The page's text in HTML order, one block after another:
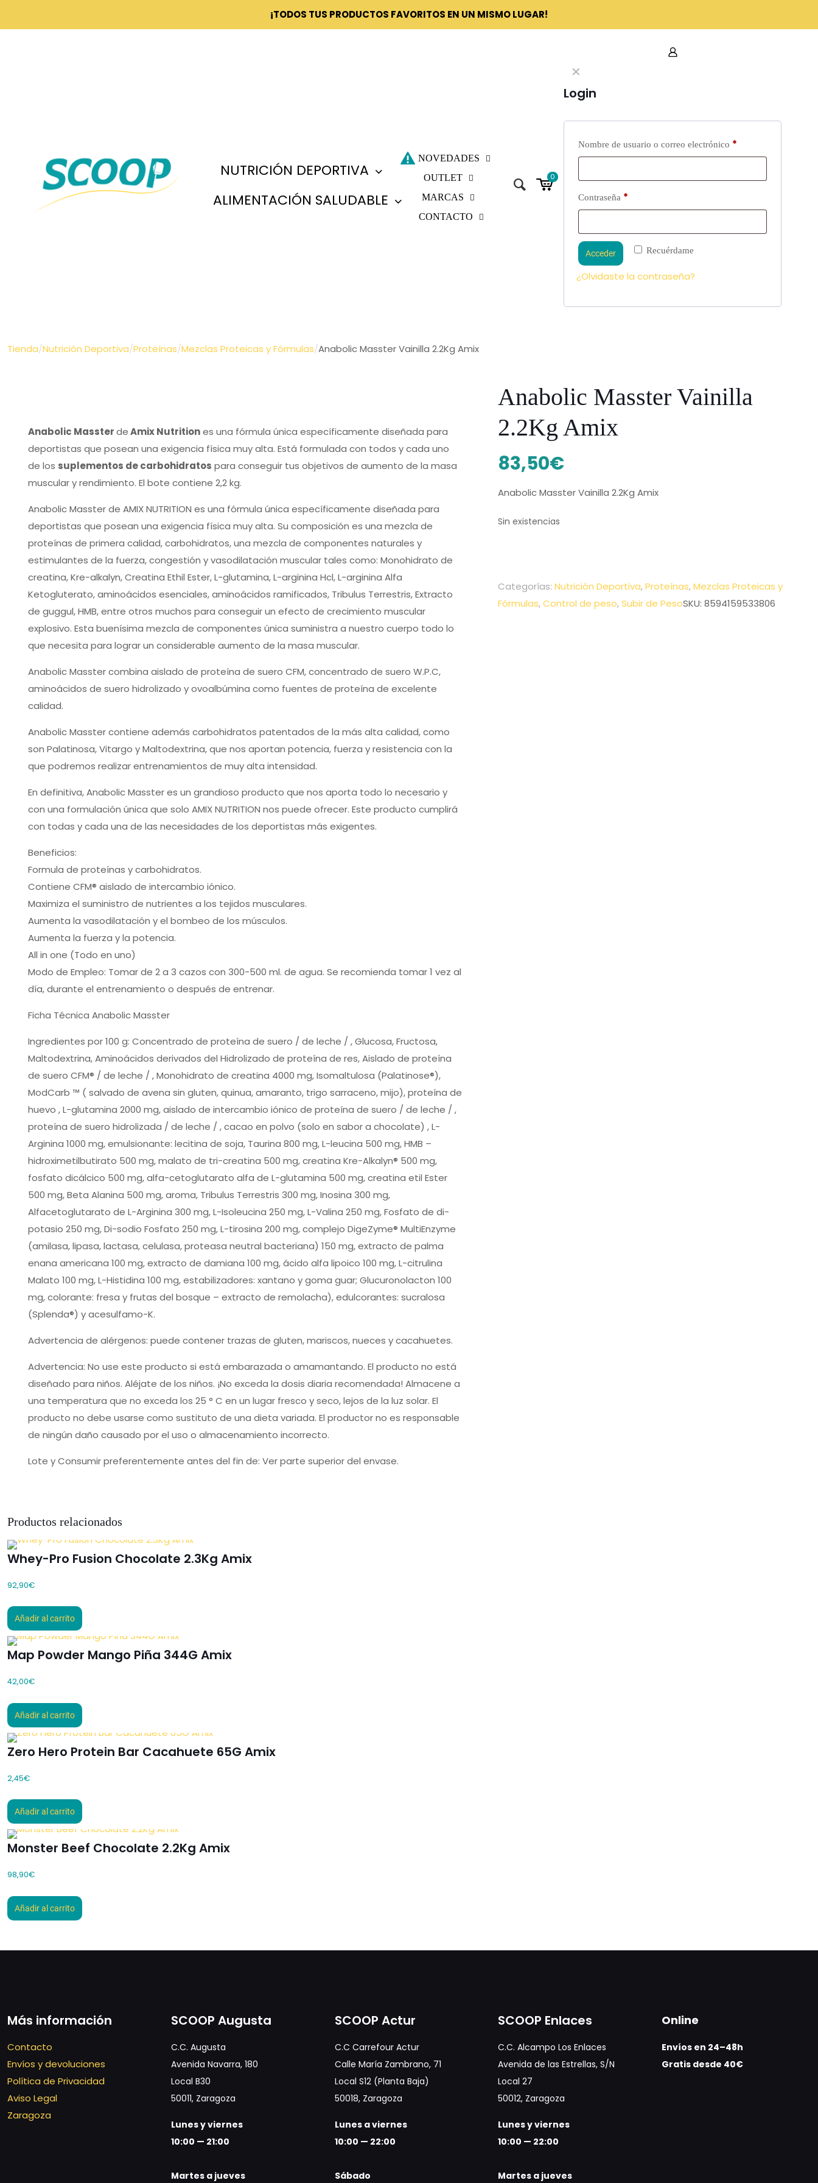
¡TODOS TUS PRODUCTOS FAVORITOS EN UN MISMO LUGAR!
NUTRICIÓN DEPORTIVA
ALIMENTACIÓN SALUDABLE
NOVEDADES
OUTLET
MARCAS
CONTACTO
0
✕
Login
Nombre de usuario o correo electrónico *
Contraseña *
Recuérdame
Acceder
¿Olvidaste la contraseña?
Tienda/Nutrición Deportiva/Proteínas/Mezclas Proteicas y Fórmulas/Anabolic Masster Vainilla 2.2Kg Amix
Anabolic MassterdeAmix Nutritiones una fórmula única específicamente diseñada para
deportistas que posean una exigencia física muy alta. Está formulada con todos y cada uno
de los suplementos de carbohidratos para conseguir tus objetivos de aumento de la masa
muscular y rendimiento. El bote contiene 2,2 kg.
Anabolic Masster de AMIX NUTRITION es una fórmula única específicamente diseñada para
deportistas que posean una exigencia física muy alta. Su composición es una mezcla de
proteínas de primera calidad, carbohidratos, una mezcla de componentes naturales y
estimulantes de la fuerza, congestión y vasodilatación muscular tales como: Monohidrato de
creatina, Kre-alkalyn, Creatina Ethil Ester, L-glutamina, L-arginina Hcl, L-arginina Alfa
Ketogluterato, aminoácidos esenciales, aminoácidos ramificados, Tribulus Terrestris, Extracto
de guggul, HMB, entre otros muchos para conseguir un efecto de crecimiento muscular
explosivo. Esta buenísima mezcla de componentes única suministra a nuestro cuerpo todo lo
que necesita para lograr un considerable aumento de la masa muscular.
Anabolic Masster combina aislado de proteína de suero CFM, concentrado de suero W.P.C,
aminoácidos de suero hidrolizado y ovoalbúmina como fuentes de proteína de excelente
calidad.
Anabolic Masster contiene además carbohidratos patentados de la más alta calidad, como
son Palatinosa, Vitargo y Maltodextrina, que nos aportan potencia, fuerza y resistencia con la
que podremos realizar entrenamientos de muy alta intensidad.
En definitiva, Anabolic Masster es un grandioso producto que nos aporta todo lo necesario y
con una formulación única que solo AMIX NUTRITION nos puede ofrecer. Este producto cumplirá
con todas y cada una de las necesidades de los deportistas más exigentes.
Beneficios:
Formula de proteínas y carbohidratos.
Contiene CFM® aislado de intercambio iónico.
Maximiza el suministro de nutrientes a los tejidos musculares.
Aumenta la vasodilatación y el bombeo de los músculos.
Aumenta la fuerza y la potencia.
All in one (Todo en uno)
Modo de Empleo: Tomar de 2 a 3 cazos con 300-500 ml. de agua. Se recomienda tomar 1 vez al
día, durante el entrenamiento o después de entrenar.
Ficha Técnica Anabolic Masster
Ingredientes por 100 g: Concentrado de proteína de suero / de leche / , Glucosa, Fructosa,
Maltodextrina, Aminoácidos derivados del Hidrolizado de proteína de res, Aislado de proteína
de suero CFM® / de leche / , Monohidrato de creatina 4000 mg, Isomaltulosa (Palatinose®),
ModCarb ™ ( salvado de avena sin gluten, quinua, amaranto, trigo sarraceno, mijo), proteína de
huevo , L-glutamina 2000 mg, aislado de intercambio iónico de proteína de suero / de leche / ,
proteína de suero hidrolizada / de leche / , cacao en polvo (solo en sabor a chocolate) , L-
Arginina 1000 mg, emulsionante: lecitina de soja, Taurina 800 mg, L-leucina 500 mg, HMB –
hidroximetilbutirato 500 mg, malato de tri-creatina 500 mg, creatina Kre-Alkalyn® 500 mg,
fosfato dicálcico 500 mg, alfa-cetoglutarato alfa de L-glutamina 500 mg, creatina etil Ester
500 mg, Beta Alanina 500 mg, aroma, Tribulus Terrestris 300 mg, Inosina 300 mg,
Alfacetoglutarato de L-Arginina 300 mg, L-Isoleucina 250 mg, L-Valina 250 mg, Fosfato de di-
potasio 250 mg, Di-sodio Fosfato 250 mg, L-tirosina 200 mg, complejo DigeZyme® MultiEnzyme
(amilasa, lipasa, lactasa, celulasa, proteasa neutral bacteriana) 150 mg, extracto de palma
enana americana 100 mg, extracto de damiana 100 mg, ácido alfa lipoico 100 mg, L-citrulina
Malato 100 mg, L-Histidina 100 mg, estabilizadores: xantano y goma guar; Glucuronolacton 100
mg, colorante: fresa y frutas del bosque – extracto de remolacha), edulcorantes: sucralosa
(Splenda®) y acesulfamo-K.
Advertencia de alérgenos: puede contener trazas de gluten, mariscos, nueces y cacahuetes.
Advertencia: No use este producto si está embarazada o amamantando. El producto no está
diseñado para niños. Aléjate de los niños. ¡No exceda la dosis diaria recomendada! Almacene a
una temperatura que no exceda los 25 ° C en un lugar fresco y seco, lejos de la luz solar. El
producto no debe usarse como sustituto de una dieta variada. El productor no es responsable
de ningún daño causado por el uso o almacenamiento incorrecto.
Lote y Consumir preferentemente antes del fin de: Ver parte superior del envase.
Anabolic Masster Vainilla
2.2Kg Amix
83,50€
Anabolic Masster Vainilla 2.2Kg Amix
Sin existencias
Categorías:Nutrición Deportiva,Proteínas,Mezclas Proteicas y
Fórmulas,Control de peso,Subir de PesoSKU:8594159533806
Productos relacionados
Whey-Pro Fusion Chocolate 2.3Kg Amix
92,90€
Añadir al carrito
Map Powder Mango Piña 344G Amix
42,00€
Añadir al carrito
Zero Hero Protein Bar Cacahuete 65G Amix
2,45€
Añadir al carrito
Monster Beef Chocolate 2.2Kg Amix
98,90€
Añadir al carrito
Más información
Contacto
Envíos y devoluciones
Política de Privacidad
Aviso Legal
Zaragoza
SCOOP Augusta
C.C. Augusta
Avenida Navarra, 180
Local B30
50011, Zaragoza
Lunes y viernes
10:00 — 21:00
Martes a jueves
SCOOP Actur
C.C Carrefour Actur
Calle María Zambrano, 71
Local S12 (Planta Baja)
50018, Zaragoza
Lunes a viernes
10:00 — 22:00
Sábado
SCOOP Enlaces
C.C. Alcampo Los Enlaces
Avenida de las Estrellas, S/N
Local 27
50012, Zaragoza
Lunes y viernes
10:00 — 22:00
Martes a jueves
Online
Envíos en 24–48h
Gratis desde 40€